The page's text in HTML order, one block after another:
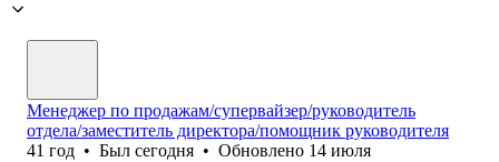
Менеджер по продажам/супервайзер/руководитель
отдела/заместитель директора/помощник руководителя
41 год • Был сегодня • Обновлено 14 июля